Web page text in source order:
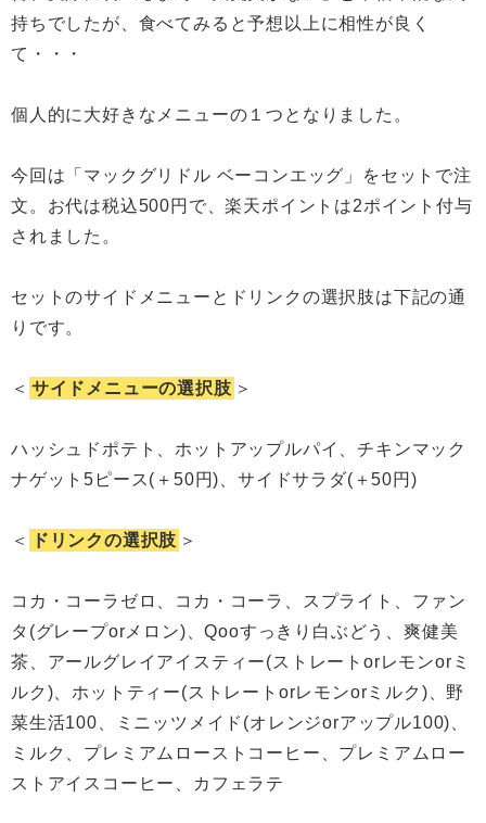
持ちでしたが、食べてみると予想以上に相性が良く
て・・・
個人的に大好きなメニューの１つとなりました。
今回は「マックグリドル ベーコンエッグ」をセットで注
文。お代は税込500円で、楽天ポイントは2ポイント付与
されました。
セットのサイドメニューとドリンクの選択肢は下記の通
りです。
＜ サイドメニューの選択肢 ＞
ハッシュドポテト、ホットアップルパイ、チキンマック
ナゲット5ピース(＋50円)、サイドサラダ(＋50円)
＜ ドリンクの選択肢 ＞
コカ・コーラゼロ、コカ・コーラ、スプライト、ファン
タ(グレープorメロン)、Qooすっきり白ぶどう、爽健美
茶、アールグレイアイスティー(ストレートorレモンorミ
ルク)、ホットティー(ストレートorレモンorミルク)、野
菜生活100、ミニッツメイド(オレンジorアップル100)、
ミルク、プレミアムローストコーヒー、プレミアムロー
ストアイスコーヒー、カフェラテ